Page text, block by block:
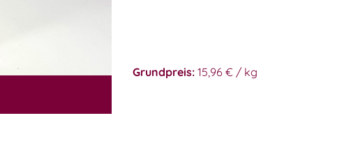
Grundpreis: 15,96 € / kg